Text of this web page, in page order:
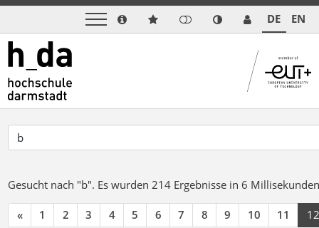
DE EN
Gesucht nach "b". Es wurden 214 Ergebnisse in 6
« 1 2 3 4 5 6 7 8 9 10 11 12